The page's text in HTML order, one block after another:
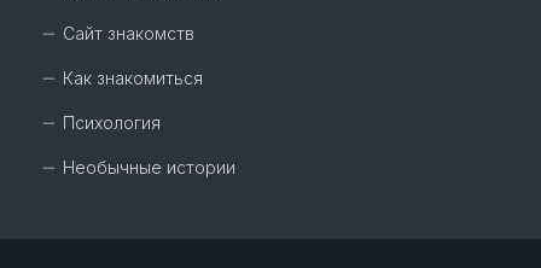
Сайт знакомств
Как знакомиться
Психология
Необычные истории